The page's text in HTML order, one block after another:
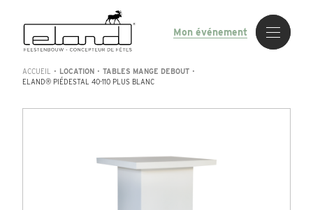
Mon événement
ACCUEIL • LOCATION • TABLES MANGE DEBOUT •
ELAND® PIÉDESTAL 40-110 PLUS BLANC